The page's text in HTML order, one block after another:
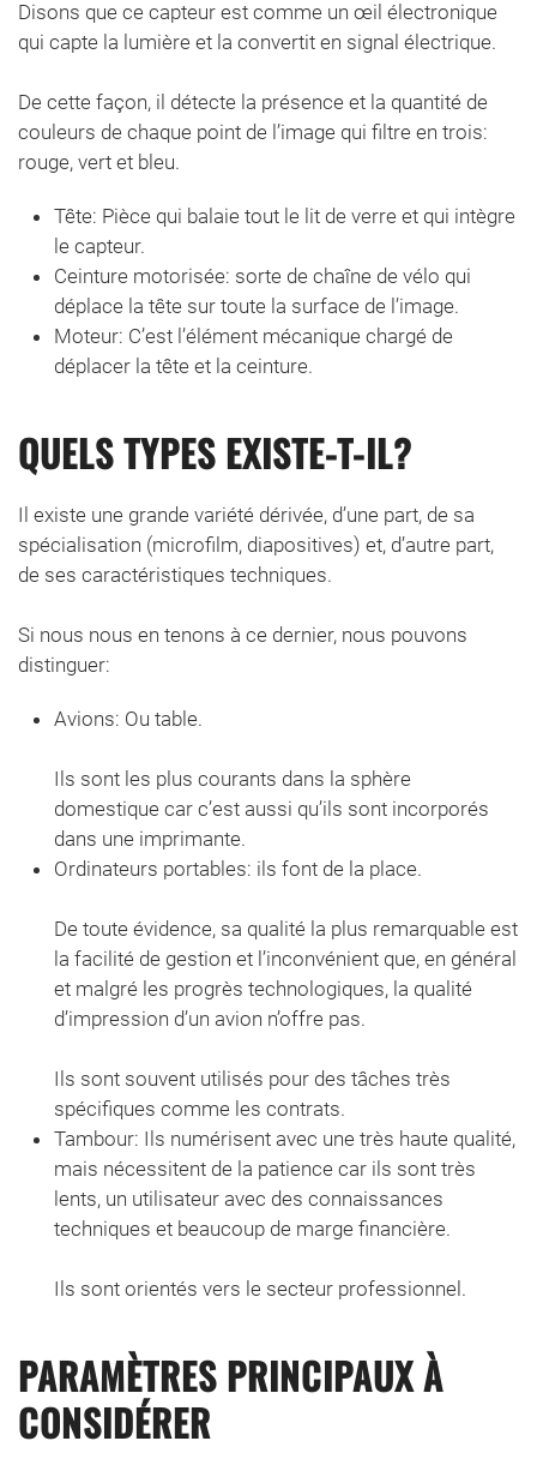
Disons que ce capteur est comme un œil électronique
qui capte la lumière et la convertit en signal électrique.
De cette façon, il détecte la présence et la quantité de
couleurs de chaque point de l’image qui filtre en trois:
rouge, vert et bleu.
Tête: Pièce qui balaie tout le lit de verre et qui intègre
le capteur.
Ceinture motorisée: sorte de chaîne de vélo qui
déplace la tête sur toute la surface de l’image.
Moteur: C’est l’élément mécanique chargé de
déplacer la tête et la ceinture.
QUELS TYPES EXISTE-T-IL?
Il existe une grande variété dérivée, d’une part, de sa
spécialisation (microfilm, diapositives) et, d’autre part,
de ses caractéristiques techniques.
Si nous nous en tenons à ce dernier, nous pouvons
distinguer:
Avions: Ou table.
Ils sont les plus courants dans la sphère
domestique car c’est aussi qu’ils sont incorporés
dans une imprimante.
Ordinateurs portables: ils font de la place.
De toute évidence, sa qualité la plus remarquable est
la facilité de gestion et l’inconvénient que, en général
et malgré les progrès technologiques, la qualité
d’impression d’un avion n’offre pas.
Ils sont souvent utilisés pour des tâches très
spécifiques comme les contrats.
Tambour: Ils numérisent avec une très haute qualité,
mais nécessitent de la patience car ils sont très
lents, un utilisateur avec des connaissances
techniques et beaucoup de marge financière.
Ils sont orientés vers le secteur professionnel.
PARAMÈTRES PRINCIPAUX À
CONSIDÉRER